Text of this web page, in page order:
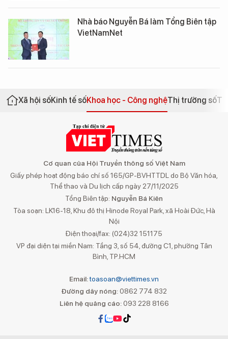
Nhà báo Nguyễn Bá làm Tổng Biên tập
VietNamNet
Xã hội sốKinh tế sốKhoa học - Công nghệThị trường số
Cơ quan của Hội Truyền thông số Việt Nam
Giấy phép hoạt động báo chí số 165/GP-BVHTTDL do Bộ Văn hóa,
Thể thao và Du lịch cấp ngày 27/11/2025
Tổng Biên tập: Nguyễn Bá Kiên
Tòa soạn: LK16-18, Khu đô thị Hinode Royal Park, xã Hoài Đức, Hà
Nội
Điện thoại/fax: (024)32 151175
VP đại diện tại miền Nam: Tầng 3, số 54, đường C1, phường Tân
Bình, TP.HCM
Email:toasoan@viettimes.vn
Đường dây nóng: 0862 774 832
Liên hệ quảng cáo:093 228 8166